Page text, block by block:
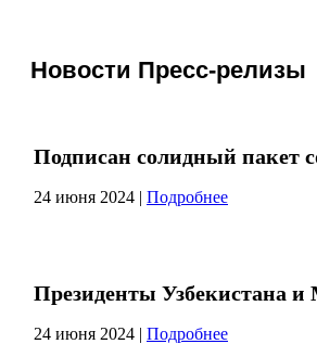
Новости Пресс-релизы
Подписан солидный пакет
24 июня 2024 | Подробнее
Президенты Узбекистана и
24 июня 2024 | Подробнее